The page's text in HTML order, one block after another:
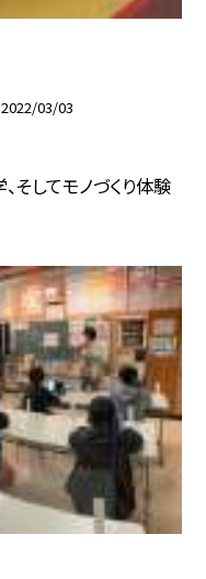
2022/03/03
そしてモノづくり体験